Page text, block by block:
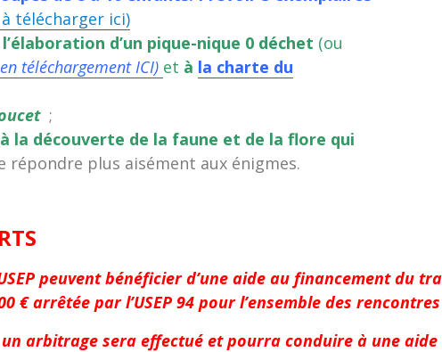
à télécharger ici)
d’un pique-nique 0 déchet (ou
téléchargement ICI) et à la charte du
;
la découverte de la faune et de la flore qui
répondre plus aisément aux énigmes.
peuvent bénéficier d’une aide au financement du
€ arrêtée par l’USEP 94 pour l’ensemble des
arbitrage sera effectué et pourra conduire à une